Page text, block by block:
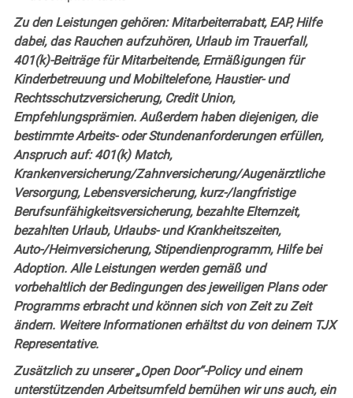
Zu den Leistungen gehören: Mitarbeiterrabatt, EAP, Hilfe
dabei, das Rauchen aufzuhören, Urlaub im Trauerfall,
401(k)-Beiträge für Mitarbeitende, Ermäßigungen für
Kinderbetreuung und Mobiltelefone, Haustier- und
Rechtsschutzversicherung, Credit Union,
Empfehlungsprämien. Außerdem haben diejenigen, die
bestimmte Arbeits- oder Stundenanforderungen erfüllen,
Anspruch auf: 401(k) Match,
Krankenversicherung/Zahnversicherung/Augenärztliche
Versorgung, Lebensversicherung, kurz-/langfristige
Berufsunfähigkeitsversicherung, bezahlte Elternzeit,
bezahlten Urlaub, Urlaubs- und Krankheitszeiten,
Auto-/Heimversicherung, Stipendienprogramm, Hilfe bei
Adoption. Alle Leistungen werden gemäß und
vorbehaltlich der Bedingungen des jeweiligen Plans oder
Programms erbracht und können sich von Zeit zu Zeit
ändern. Weitere Informationen erhältst du von deinem TJX
Representative.
Zusätzlich zu unserer „Open Door“-Policy und einem
unterstützenden Arbeitsumfeld bemühen wir uns auch, ein